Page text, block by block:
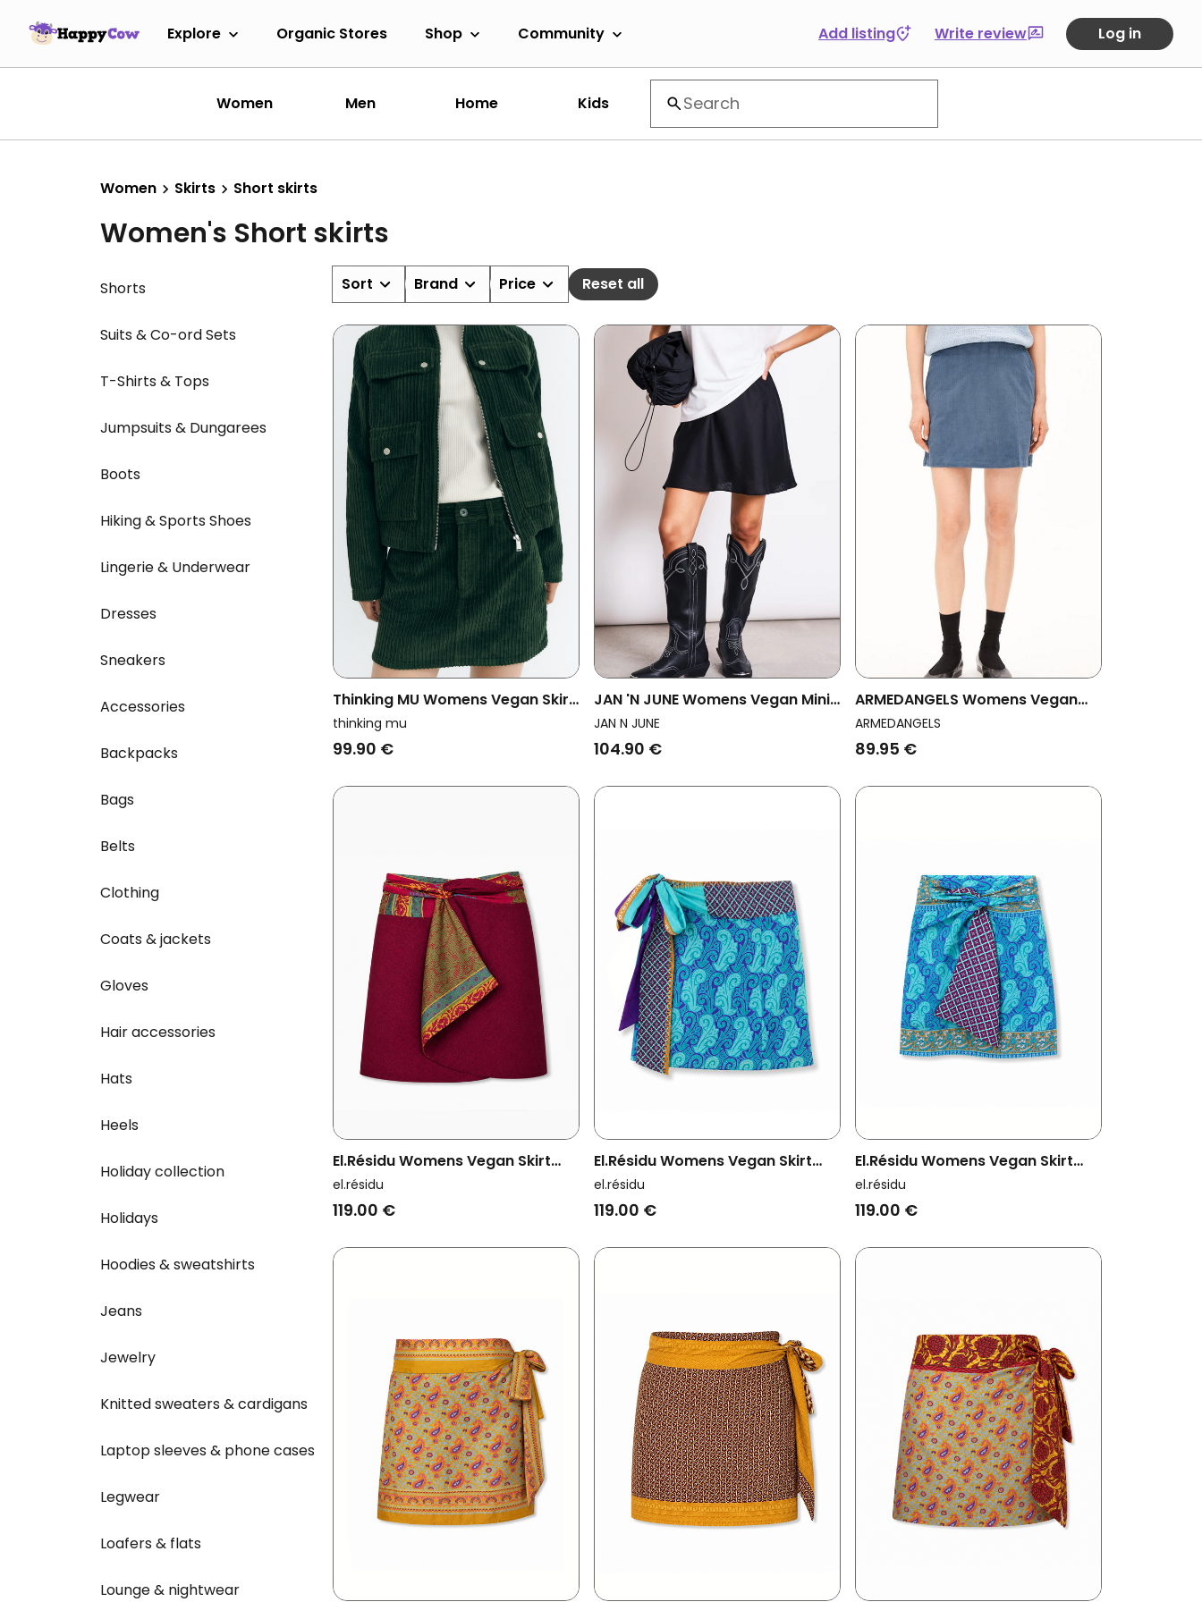
Explore Organic Stores Shop Community Add listing Write review Log in
Women Men Home Kids
Women Skirts Short skirts
Women's Short skirts
Shorts
Suits & Co-ord Sets
T-Shirts & Tops
Jumpsuits & Dungarees
Boots
Hiking & Sports Shoes
Lingerie & Underwear
Dresses
Sneakers
Accessories
Backpacks
Bags
Belts
Clothing
Coats & jackets
Gloves
Hair accessories
Hats
Heels
Holiday collection
Holidays
Hoodies & sweatshirts
Jeans
Jewelry
Knitted sweaters & cardigans
Laptop sleeves & phone cases
Legwear
Loafers & flats
Lounge & nightwear
Sort Brand Price Reset all
Thinking MU Womens Vegan Skirt
Kimmy Corduroy Bottle Green
thinking mu
99.90 €
JAN 'N JUNE Womens Vegan Mini
Skirt Cercis Black
JAN N JUNE
104.90 €
ARMEDANGELS Womens Vegan
Mini Skirt Corduroy Dusty Moon
ARMEDANGELS
89.95 €
El.résidu Womens Vegan Skirt
Amira Dark Green/ Light Green
el.résidu
119.00 €
El.résidu Womens Vegan Skirt
Amira Purple/ Blue
el.résidu
119.00 €
El.résidu Womens Vegan Skirt
Amira Blue/ Dark Purple
el.résidu
119.00 €